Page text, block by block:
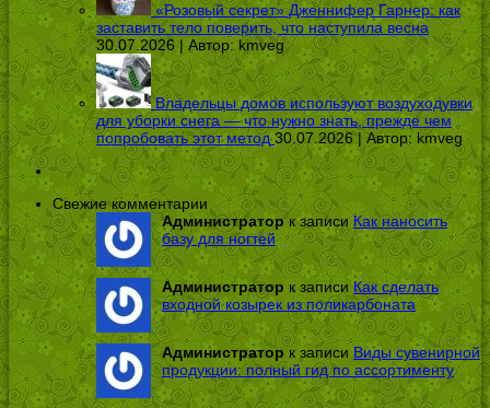
«Розовый секрет» Дженнифер Гарнер: как
заставить тело поверить, что наступила весна
30.07.2026 | Автор: kmveg
Владельцы домов используют воздуходувки
для уборки снега — что нужно знать, прежде чем
попробовать этот метод 30.07.2026 | Автор: kmveg
Свежие комментарии
Администраторк записиКак наносить
базу для ногтей
Администратор к записи Как сделать
входной козырек из поликарбоната
Администраторк записи Виды сувенирной
продукции: полный гид по ассортименту